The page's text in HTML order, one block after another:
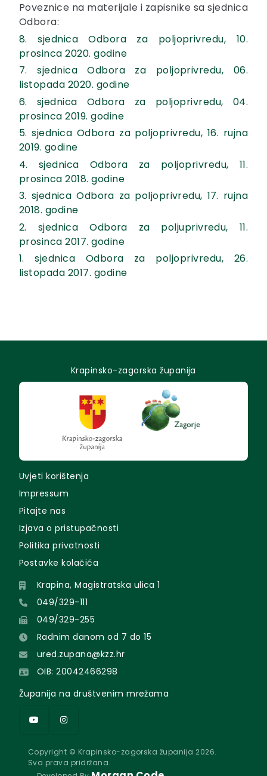
Poveznice na materijale i zapisnike sa sjednica
Odbora:
8. sjednica Odbora za poljoprivredu, 10.
prosinca 2020. godine
7. sjednica Odbora za poljoprivredu, 06.
listopada 2020. godine
6. sjednica Odbora za poljoprivredu, 04.
prosinca 2019. godine
5. sjednica Odbora za poljoprivredu, 16. rujna
2019. godine
4. sjednica Odbora za poljoprivredu, 11.
prosinca 2018. godine
3. sjednica Odbora za poljoprivredu, 17. rujna
2018. godine
2. sjednica Odbora za poljuprivredu, 11.
prosinca 2017. godine
1. sjednica Odbora za poljoprivredu, 26.
listopada 2017. godine
Krapinsko-zagorska županija
Uvjeti korištenja
Impressum
Pitajte nas
Izjava o pristupačnosti
Politika privatnosti
Postavke kolačića
Krapina, Magistratska ulica 1
049/329-111
049/329-255
Radnim danom od 7 do 15
ured.zupana@kzz.hr
OIB: 20042466298
Županija na društvenim mrežama
Copyright © Krapinsko-zagorska županija 2026.
Sva prava pridržana.